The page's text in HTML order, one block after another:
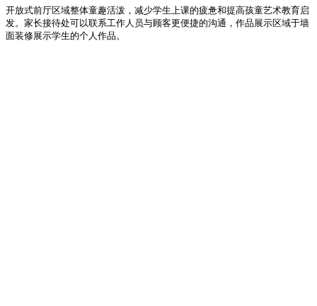
开放式前厅区域整体童趣活泼，减少学生上课的疲惫和提高孩童艺术教育启
发。家长接待处可以联系工作人员与顾客更便捷的沟通，作品展示区域于墙
面装修展示学生的个人作品。